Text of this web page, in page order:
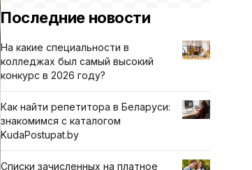
Последние новости
На какие специальности в
колледжах был самый высокий
конкурс в 2026 году?
Как найти репетитора в Беларуси:
знакомимся с каталогом
KudaPostupat.by
Списки зачисленных на платное